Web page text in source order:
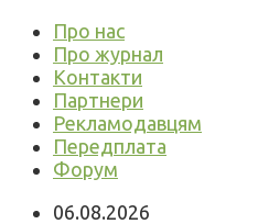
Про нас
Про журнал
Контакти
Партнери
Рекламодавцям
Передплата
Форум
06.08.2026